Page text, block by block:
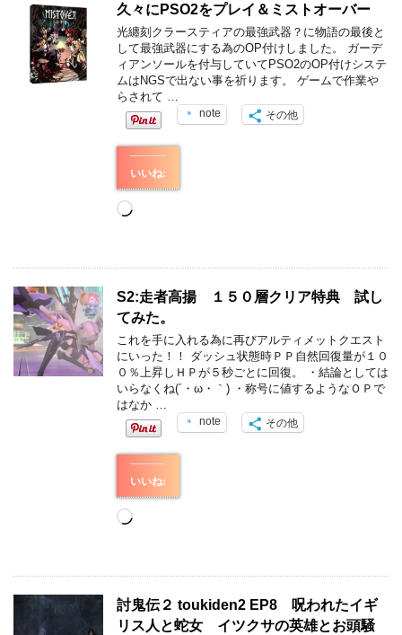
久々にPSO2をプレイ＆ミストオーバー
光纏刻クラースティアの最強武器？に物語の最後と
して最強武器にする為のOP付けしました。 ガーデ
ィアンソールを付与していてPSO2のOP付けシステ
ムはNGSで出ない事を祈ります。 ゲームで作業や
らされて …
note その他
いいね:
読
み
S2:走者高揚 １５０層クリア特典 試し
てみた。
これを手に入れる為に再びアルティメットクエスト
にいった！！ ダッシュ状態時ＰＰ自然回復量が１０
０％上昇しＨＰが５秒ごとに回復。 ・結論としては
いらなくね(´・ω・｀) ・称号に値するようなＯＰで
はなか …
note その他
いいね:
読
み
討鬼伝２ toukiden2 EP8 呪われたイギ
リス人と蛇女 イツクサの英雄とお頭騒